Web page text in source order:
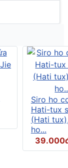
Siro ho
Hati-tux
(Hati
ho...